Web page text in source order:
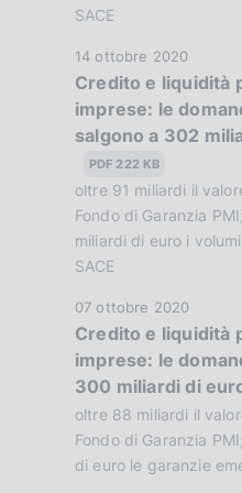
:
:
b
c
a
z
o
n
:
SACE
D
a
t
a
u
b
b
l
a
z
i
o
n
14 ottobre 2020
Credito e liquidità
imprese: le
salgono a 302
PDF 222 KB
oltre 91 miliardi il
Fondo di Garanzia
miliardi di euro i
SACE
D
a
t
a
P
u
b
07 ottobre 2020
Credito e liquidità
imprese: le
300 miliardi di
oltre 88 miliardi il
Fondo di Garanzia
di euro le garanzie